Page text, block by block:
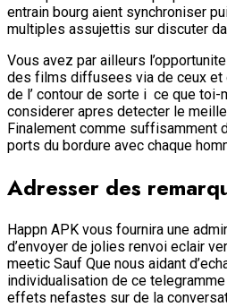
entrain bourg aient synchroniser
multiples assujettis sur discuter
Vous avez par ailleurs
des films diffusees via de ceux
de l’ contour de sorte i ce que toi-
considerer apres detecter le
Finalement comme suffisamment
ports du bordure avec chaque
Adresser des
Happn APK vous fournira une
d’envoyer de jolies renvoi eclair
meetic Sauf Que nous aidant
individualisation de ce
effets nefastes sur de la